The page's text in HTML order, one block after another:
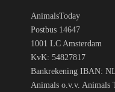
AnimalsToday
Postbus 14647
1001 LC Amsterdam
KvK: 54827817
Bankrekening IBAN:
Animals o.v.v. Animals